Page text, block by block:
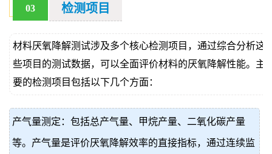
03 检测项目
材料厌氧降解测试涉及多个核心检测项目，通过综合分析这
些项目的测试数据，可以全面评价材料的厌氧降解性能。主
要的检测项目包括以下几个方面：
产气量测定：包括总产气量、甲烷产量、二氧化碳产量
等。产气量是评价厌氧降解效率的直接指标，通过连续监